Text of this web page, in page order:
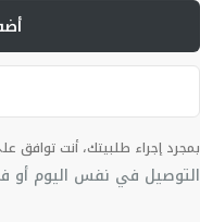
بمجرد إجراء طلبيتك، أنت توافق
التوصيل في نفس اليوم أو